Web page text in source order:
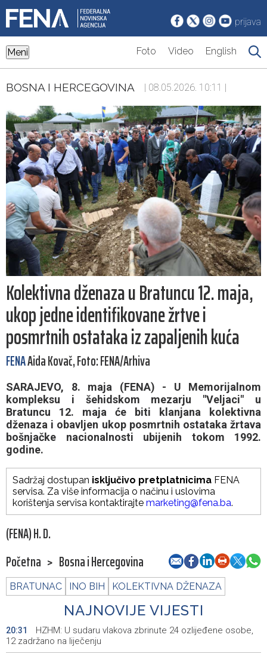
prijava
Meni Foto Video English
BOSNA I HERCEGOVINA | 08.05.2026. 10:11 |
Kolektivna dženaza u Bratuncu 12. maja,
ukop jedne identifikovane žrtve i
posmrtnih ostataka iz zapaljenih kuća
FENAAida Kovač, Foto: FENA/Arhiva
SARAJEVO, 8. maja (FENA) - U Memorijalnom
kompleksu i šehidskom mezarju "Veljaci" u
Bratuncu 12. maja će biti klanjana kolektivna
dženaza i obavljen ukop posmrtnih ostataka žrtava
bošnjačke nacionalnosti ubijenih tokom 1992.
godine.
Sadržaj dostupan isključivo pretplatnicima FENA
servisa. Za više informacija o načinu i uslovima
korištenja servisa kontaktirajte marketing@fena.ba.
(FENA) H. D.
Početna > Bosna i Hercegovina
BRATUNAC INO BIH KOLEKTIVNA DŽENAZA
NAJNOVIJE VIJESTI
20:31
HZHM: U sudaru vlakova zbrinute 24 ozlijeđene osobe,
12 zadržano na liječenju